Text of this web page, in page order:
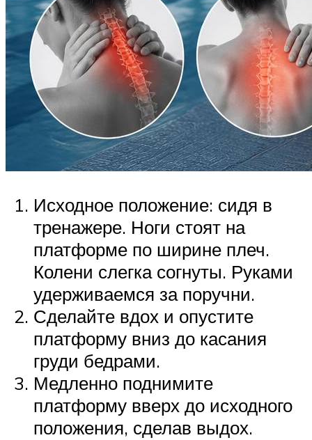
Исходное положение: сидя в
тренажере. Ноги стоят на
платформе по ширине плеч.
Колени слегка согнуты. Руками
удерживаемся за поручни.
Сделайте вдох и опустите
платформу вниз до касания
груди бедрами.
Медленно поднимите
платформу вверх до исходного
положения, сделав выдох.